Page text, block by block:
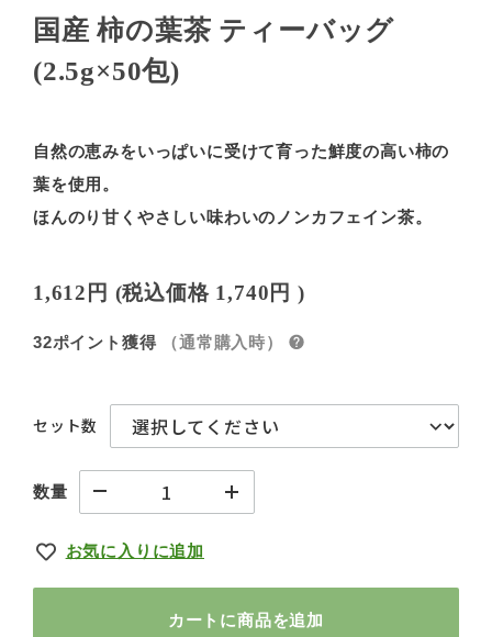
国産 柿の葉茶 ティーバッグ
(2.5g×50包)
自然の恵みをいっぱいに受けて育った鮮度の高い柿の
葉を使用。
ほんのり甘くやさしい味わいのノンカフェイン茶。
1,612円 (税込価格 1,740円 )
32ポイント獲得 （通常購入時）
セット数
数量
お気に入りに追加
カートに商品を追加